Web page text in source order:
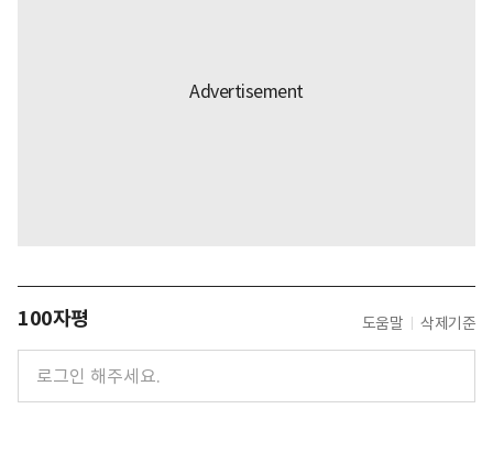
100자평 도움말 삭제기준